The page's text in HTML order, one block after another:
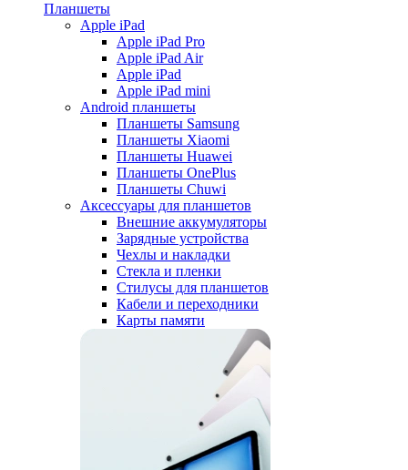
Планшеты
Apple iPad
Apple iPad Pro
Apple iPad Air
Apple iPad
Apple iPad mini
Android планшеты
Планшеты Samsung
Планшеты Xiaomi
Планшеты Huawei
Планшеты OnePlus
Планшеты Chuwi
Аксессуары для планшетов
Внешние аккумуляторы
Зарядные устройства
Чехлы и накладки
Стекла и пленки
Стилусы для планшетов
Кабели и переходники
Карты памяти